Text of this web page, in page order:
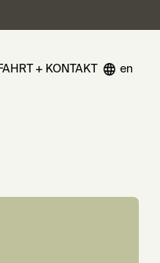
+ KONTAKT en